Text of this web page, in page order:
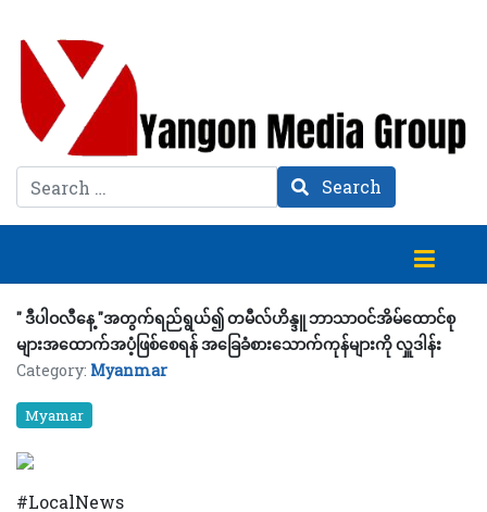
Search Search
'' ဒီပါဝလီနေ့ ''အတွက်ရည်ရွယ်၍ တမီလ်ဟိန္ဒူ ဘာသာဝင်အိမ်ထောင်စု
များအထောက်အပံ့ဖြစ်စေရန် အခြေခံစားသောက်ကုန်များကို လှူဒါန်း
Category: Myanmar
Myamar
#LocalNews